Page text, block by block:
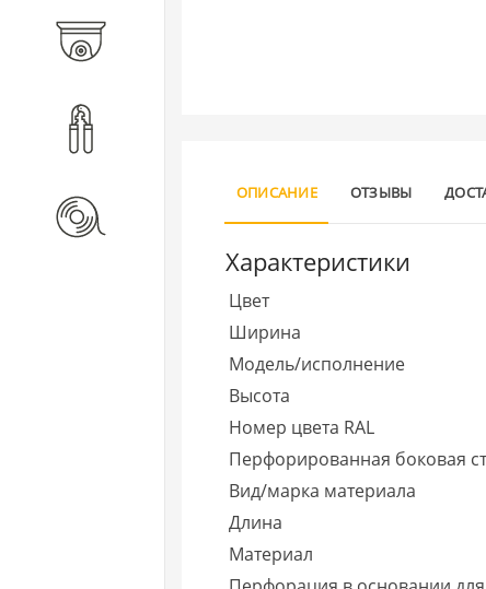
ОПИСАНИЕ ОТЗЫВЫ
Характеристики
Цвет
Ширина
Модель/исполнение
Высота
Номер цвета RAL
Перфорированная боковая
Вид/марка материала
Длина
Материал